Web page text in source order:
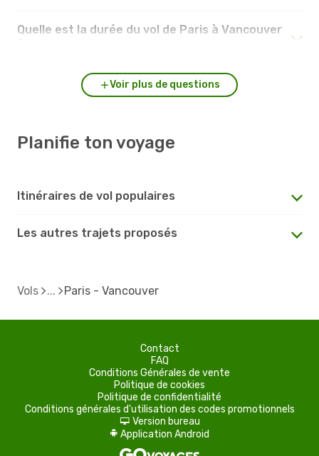
Quelle est la durée du vol de Paris à Vancouver
Voir plus de questions
Planifie ton voyage
Itinéraires de vol populaires
Les autres trajets proposés
Vols Paris - Vancouver
Contact
FAQ
Conditions Générales de vente
Politique de cookies
Politique de confidentialité
Conditions générales d'utilisation des codes promotionnels
d Version bureau
A Application Android